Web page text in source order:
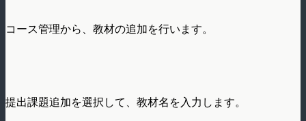
コース管理から、教材の追加を行います。
提出課題追加を選択して、教材名を入力します。